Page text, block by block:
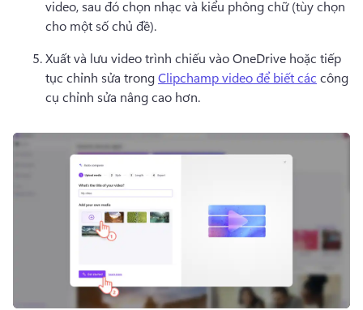
video, sau đó chọn nhạc và kiểu phông chữ (tùy chọn
cho một số chủ đề).
Xuất và lưu video trình chiếu vào OneDrive hoặc tiếp
tục chỉnh sửa trong Clipchamp video để biết các công
cụ chỉnh sửa nâng cao hơn.